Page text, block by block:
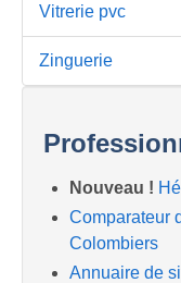
Vitrerie pvc
Zinguerie
Nouveau !
Comparateur
Colombiers
Annuaire de